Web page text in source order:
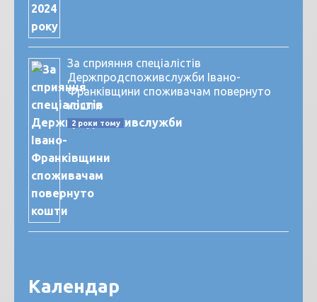
За сприяння спеціалістів
Держпродспоживслужби Івано-
Франківщини споживачам повернуто
кошти
2 роки тому
Календар